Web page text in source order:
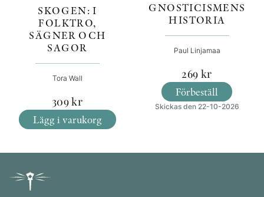
SKOGEN: I
FOLKTRO,
SÄGNER OCH
SAGOR
Tora Wall
309kr
Lägg i varukorg
GNOSTICISMENS
HISTORIA
Paul Linjamaa
269 kr
Förbeställ
Skickas den 22-10-2026